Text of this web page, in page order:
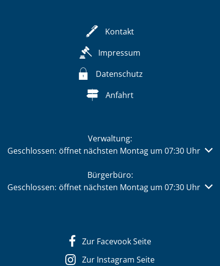
Kontakt
Impressum
Datenschutz
Anfahrt
Verwaltung:
Klicken, um weitere Öffnungs- oder Schließzeiten
Geschlossen: öffnet nächsten Montag um 07:30 Uhr
Bürgerbüro:
Klicken, um weitere Öffnungs- oder Schließzeiten
Geschlossen: öffnet nächsten Montag um 07:30 Uhr
Zur Facevook Seite
Zur Instagram Seite